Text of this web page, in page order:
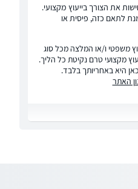
את הצורך בייעוץ מקצועי.
לתאם כזה, פיסית או
משפטי ו/או המלצה מכל סוג
מקצועי טרם נקיטת כל הליך.
היא באחריותך בלבד.
האתר